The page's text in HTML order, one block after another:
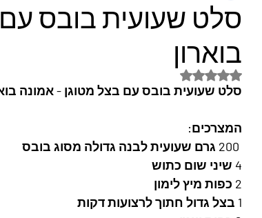
סלט שעועית בובס
בוארון
דירוג של NaN מתוך 5 כוכבים
סלט שעועית בובס עם בצל מטוגן - אמונה
המצרכים:
4 שיני שום כתוש
2 כפות מיץ לימון
1 בצל גדול חתוך לרצועות דקות